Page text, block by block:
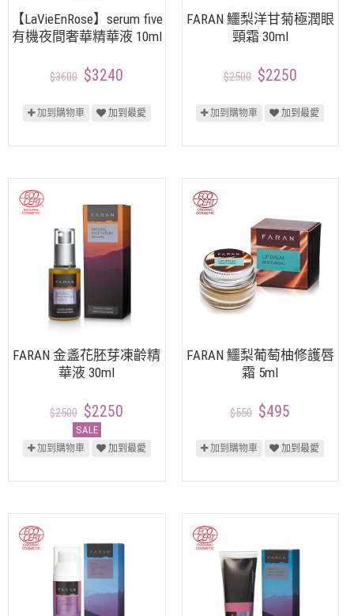
【LaVieEnRose】serum five
有機夜間奢華精華液 10ml
$3600 $3240
加到購物車 加到最愛
FARAN 鱷梨洋甘菊極潤眼
頸霜 30ml
$2500 $2250
加到購物車 加到最愛
FARAN 金盞花胚芽凍齡精
華液 30ml
$2500 $2250
SALE
加到購物車 加到最愛
FARAN 鱷梨葡萄柚修護唇
霜 5ml
$550 $495
加到購物車 加到最愛